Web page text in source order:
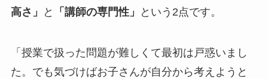
高さ」
と 「講師の専門性」 という2点です。
「授業で扱った問題が難しくて最初は戸惑いまし
た。でも気づけばお子さんが自分から考えようと